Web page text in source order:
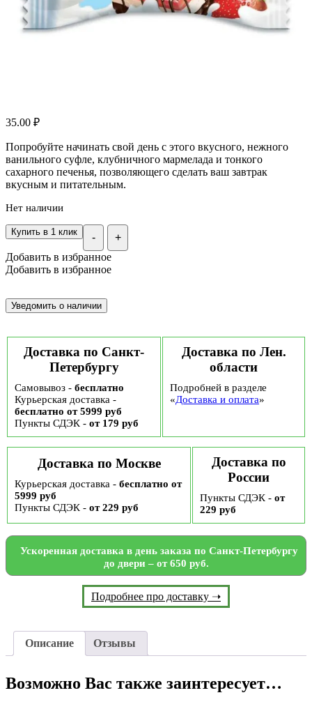
35.00 ₽
Попробуйте начинать свой день с этого вкусного, нежного
ванильного суфле, клубничного мармелада и тонкого
сахарного печенья, позволяющего сделать ваш завтрак
вкусным и питательным.
Нет наличии
- +
Купить в 1 клик
Добавить в избранное
Добавить в избранное
Доставка по Санкт-
Петербургу
Самовывоз - бесплатно
Курьерская доставка -
бесплатно от 5999 руб
Пункты СДЭК - от 179 руб
Доставка по Лен.
области
Подробней в разделе
«Доставка и оплата»
Доставка по Москве
Курьерская доставка - бесплатно от
5999 руб
Пункты СДЭК - от 229 руб
Доставка по
России
Пункты СДЭК - от
229 руб
Ускоренная доставка в день заказа по Санкт-Петербургу
до двери – от 650 руб.
Подробнее про доставку ➝
Описание Отзывы
Возможно Вас также заинтересует…